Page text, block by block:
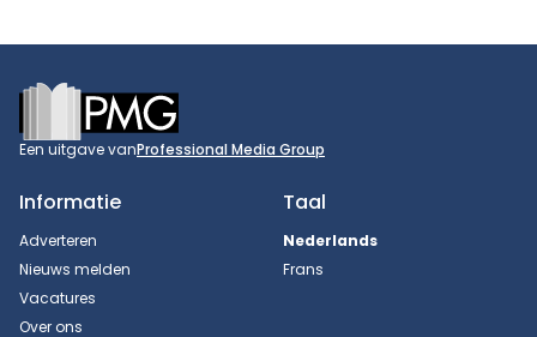
Footer
Een uitgave vanProfessional Media Group
Informatie
Adverteren
Nieuws melden
Vacatures
Over ons
Taal
Nederlands
Frans